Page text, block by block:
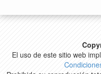
El uso de este sitio web